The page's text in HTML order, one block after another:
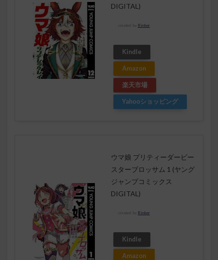
DIGITAL)
created by Rinker
Kindle
Amazon
楽天市場
Yahooショッピング
ウマ娘 プリティーダービー
スターブロッサム 1 (ヤング
ジャンプコミックス
DIGITAL)
created by Rinker
Kindle
Amazon